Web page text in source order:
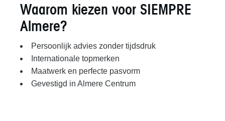
Waarom kiezen voor SIEMPRE
Almere?
Persoonlijk advies zonder tijdsdruk
Internationale topmerken
Maatwerk en perfecte pasvorm
Gevestigd in Almere Centrum